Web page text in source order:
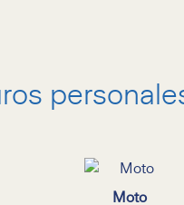
Moto